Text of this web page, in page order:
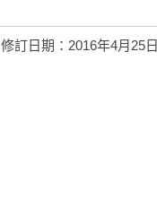
修訂日期：2016年4月25日